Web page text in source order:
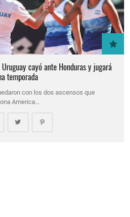
cayó ante Honduras y jugará
temporada
con los dos ascensos que
America…